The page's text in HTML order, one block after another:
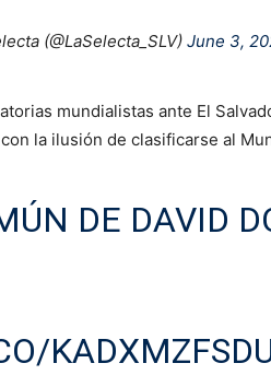
(@LaSelecta_SLV) June 3,
mundialistas ante El
la ilusión de clasificarse al
DE DAVID